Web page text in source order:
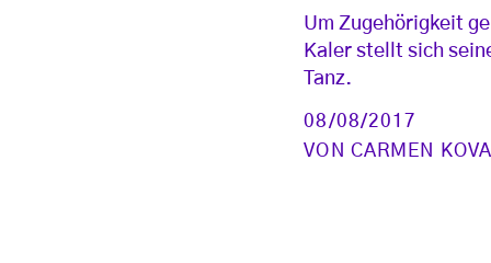
Um Zugehörigkeit
Kaler stellt sich
Tanz.
08/08/2017
VON CARMEN